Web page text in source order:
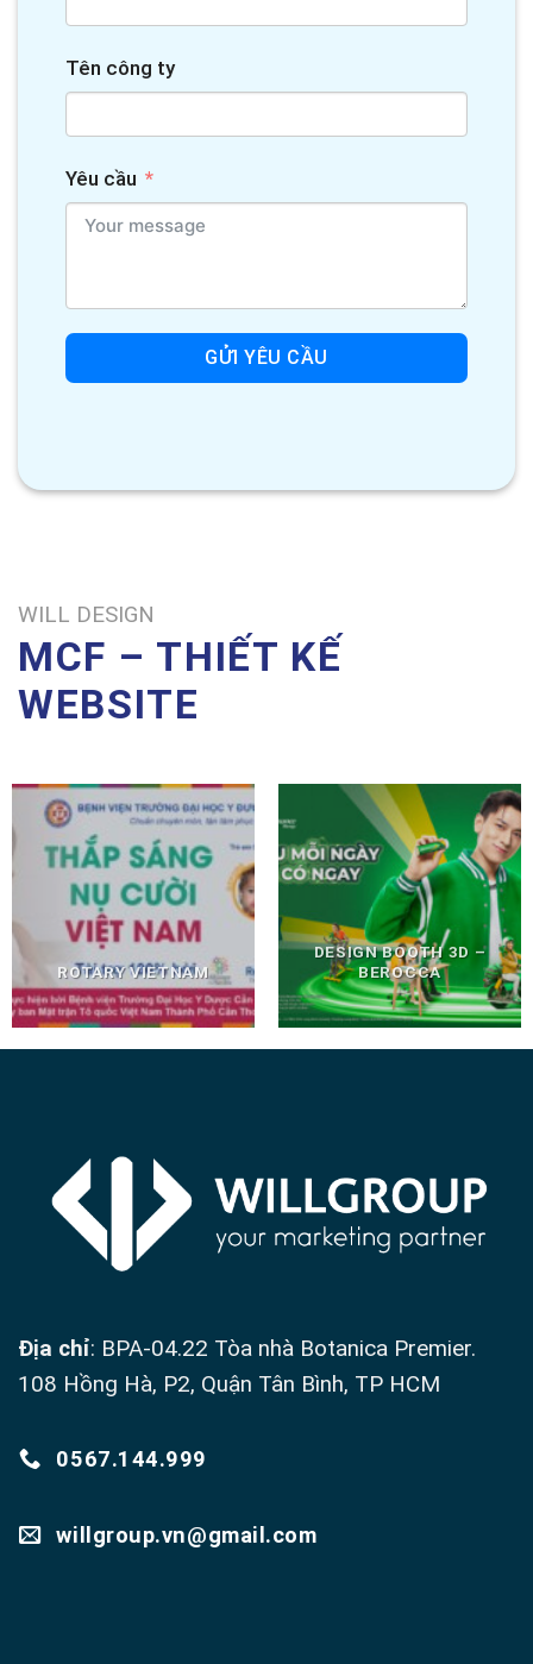
Tên công ty
Yêu cầu
GỬI YÊU CẦU
WILL DESIGN
MCF – THIẾT KẾ
WEBSITE
ROTARY VIETNAM
DESIGN BOOTH 3D –
BEROCCA
Địa chỉ: BPA-04.22 Tòa nhà Botanica Premier.
108 Hồng Hà, P2, Quận Tân Bình, TP HCM
0567.144.999
willgroup.vn@gmail.com